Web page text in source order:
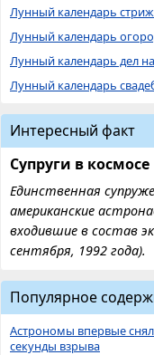
Лунный календарь
Лунный календарь
Лунный календарь дел
Лунный календарь
Интересный факт
Супруги в космосе
Единственная
американские
входившие в состав
сентября, 1992 года).
Популярное
Астрономы впервые
секунды взрыва